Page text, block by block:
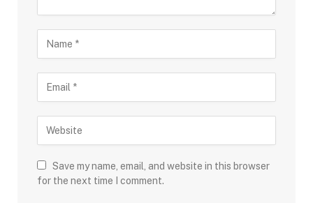
Save my name, email, and website in this browser
for the next time I comment.